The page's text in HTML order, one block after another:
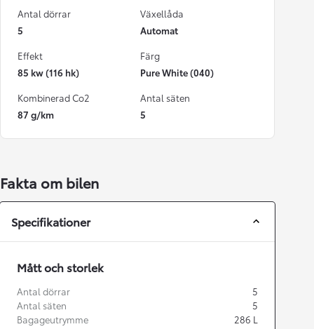
Antal dörrar
5
Växellåda
Automat
Effekt
85 kw (116 hk)
Färg
Pure White (040)
Kombinerad Co2
87 g/km
Antal säten
5
Fakta om bilen
Specifikationer
Mått och storlek
Antal dörrar
5
Antal säten
5
Bagageutrymme
286 L